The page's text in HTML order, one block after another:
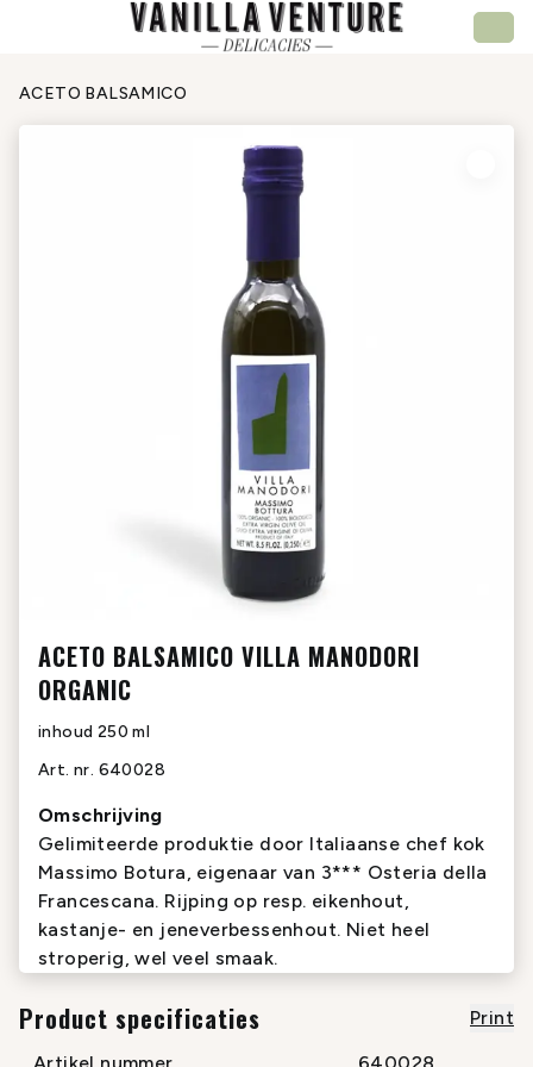
ACETO BALSAMICO
ACETO BALSAMICO VILLA MANODORI
ORGANIC
inhoud 250 ml
Art. nr. 640028
Omschrijving
Gelimiteerde produktie door Italiaanse chef kok
Massimo Botura, eigenaar van 3*** Osteria della
Francescana. Rijping op resp. eikenhout,
kastanje- en jeneverbessenhout. Niet heel
stroperig, wel veel smaak.
Product specificaties
Print